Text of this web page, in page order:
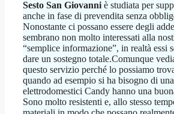
Sesto San Giovanni è studiata per
anche in fase di prevendita senza
Nonostante ci possano essere degli
sembrano non molto interessati alla
“semplice informazione”, in realtà essi
dare un sostegno totale.Comunque
questo servizio perché lo possiamo
quando ad esempio si ha bisogno di
elettrodomestici Candy hanno una
Sono molto resistenti e, allo stesso